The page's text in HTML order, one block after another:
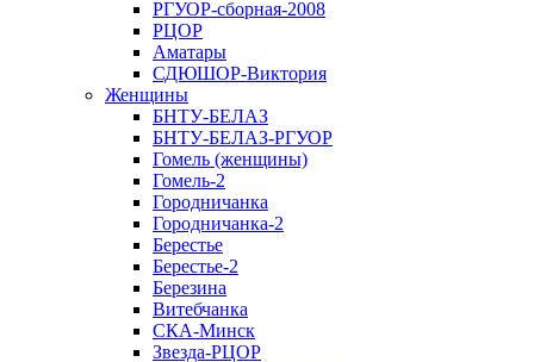
РГУОР-сборная-2008
РЦОР
Аматары
СДЮШОР-Виктория
Женщины
БНТУ-БЕЛАЗ
БНТУ-БЕЛАЗ-РГУОР
Гомель (женщины)
Гомель-2
Городничанка
Городничанка-2
Берестье
Берестье-2
Березина
Витебчанка
СКА-Минск
Звезда-РЦОР